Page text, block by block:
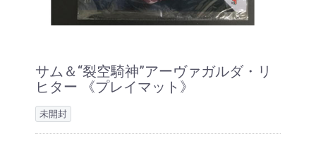
サム＆“裂空騎神”アーヴァガルダ・リ
ヒター 《プレイマット》
未開封